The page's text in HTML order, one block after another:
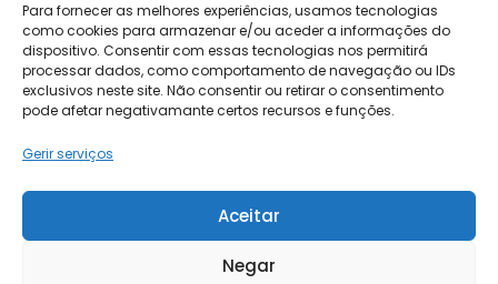
Para fornecer as melhores experiências, usamos tecnologias
como cookies para armazenar e/ou aceder a informações do
dispositivo. Consentir com essas tecnologias nos permitirá
processar dados, como comportamento de navegação ou IDs
exclusivos neste site. Não consentir ou retirar o consentimento
pode afetar negativamante certos recursos e funções.
Gerir serviços
Aceitar
Negar
2026 © W4M
Política de Cookies|Política de Privacidade|Termos e